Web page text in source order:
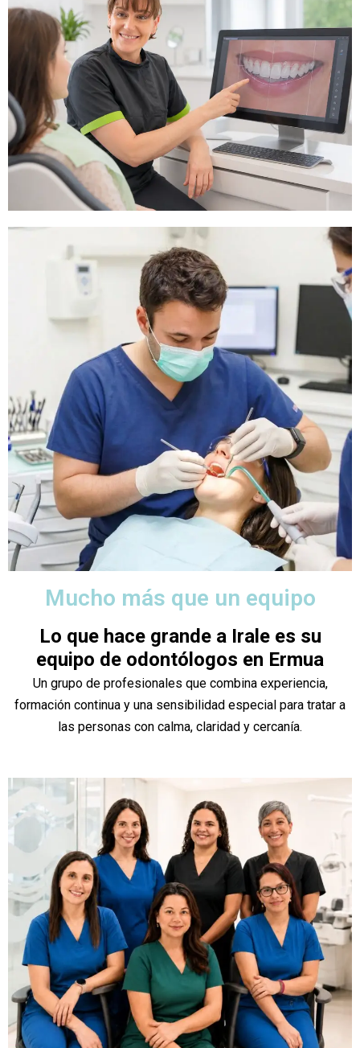
Mucho más que un equipo
Lo que hace grande a Irale es su
equipo de odontólogos en Ermua
Un grupo de profesionales que combina experiencia,
formación continua y una sensibilidad especial para tratar a
las personas con calma, claridad y cercanía.